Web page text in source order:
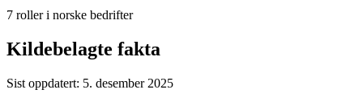
7 roller i norske bedrifter
Kildebelagte fakta
Sist oppdatert: 5. desember 2025